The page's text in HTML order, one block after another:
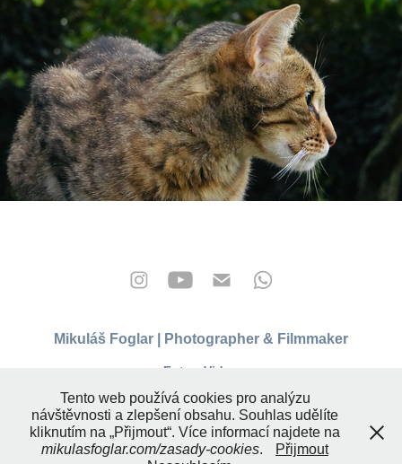
kočky
2025
Mikuláš Foglar | Photographer & Filmmaker
Foto • Video
info@mikulasfoglar.com
mikulasfoglar.com
© 2026 Mikuláš Foglar. Všechna práva vyhrazena.
Obchodní a licenční podmínky fotografických služeb
Tento web používá cookies pro analýzu
návštěvnosti a zlepšení obsahu. Souhlas udělíte
kliknutím na „Přijmout“. Více informací najdete na
mikulasfoglar.com/zasady-cookies.
Přijmout